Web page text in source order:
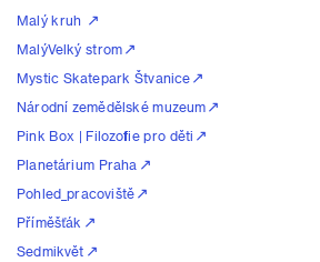
Malý kruh
MalýVelký strom
Mystic Skatepark Štvanice
Národní zemědělské muzeum
Pink Box | Filozofie pro děti
Planetárium Praha
Pohled_pracoviště
Příměšťák
Sedmikvět